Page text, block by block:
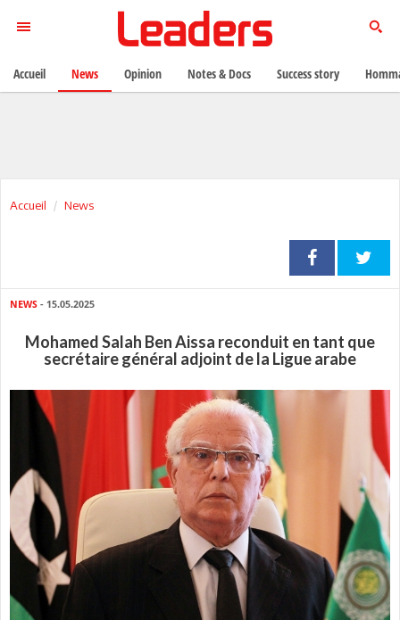
Accueil News
NEWS - 15.05.2025
Mohamed Salah Ben Aissa reconduit en tant que
secrétaire général adjoint de la Ligue arabe
Accueil News Opinion Notes & Docs Success story